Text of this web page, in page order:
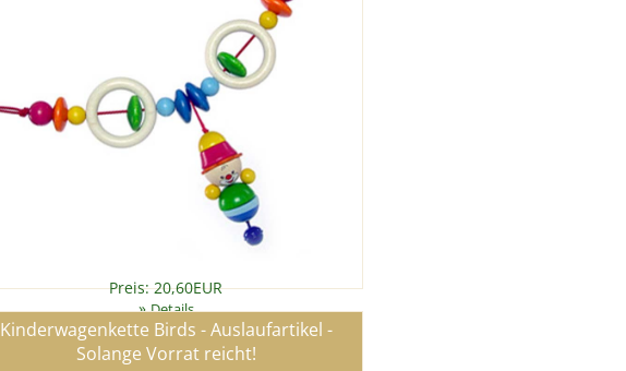
Preis: 20,60EUR
»Details
Kinderwagenkette Birds - Auslaufartikel -
Solange Vorrat reicht!